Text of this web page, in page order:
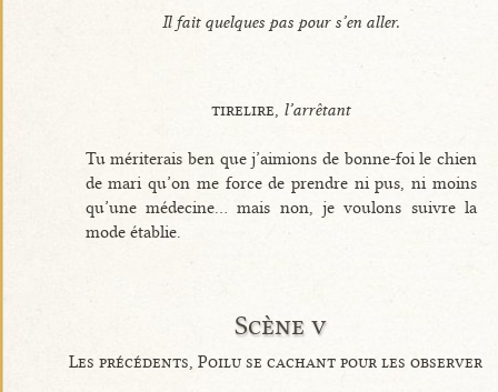
Il fait quelques pas pour s’en aller.
tirelire, l’arrêtant
Tu mériterais ben que j’aimions de bonne-foi le chien
de mari qu’on me force de prendre ni pus, ni moins
qu’une médecine... mais non, je voulons suivre la
mode établie.
Scène v
Les précédents, Poilu se cachant pour les observer